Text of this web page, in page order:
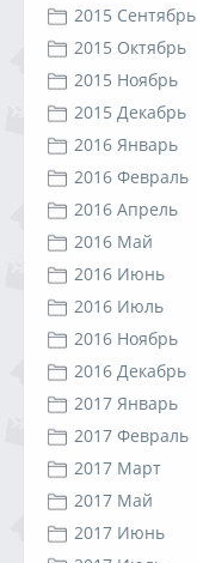
2015 Сентябрь
2015 Октябрь
2015 Ноябрь
2015 Декабрь
2016 Январь
2016 Февраль
2016 Апрель
2016 Май
2016 Июнь
2016 Июль
2016 Ноябрь
2016 Декабрь
2017 Январь
2017 Февраль
2017 Март
2017 Май
2017 Июнь